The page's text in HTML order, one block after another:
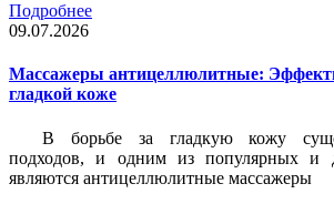
Подробнее
09.07.2026
Массажеры антицеллюлитные:
гладкой коже
В борьбе за гладкую кожу
подходов, и одним из популярных и
являются антицеллюлитные массажеры